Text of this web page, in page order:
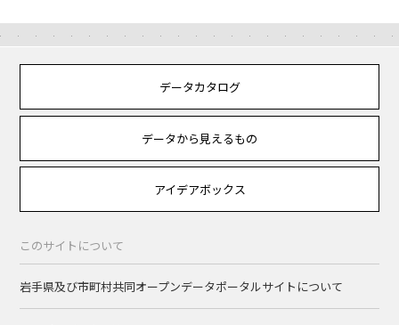
データカタログ
データから見えるもの
アイデアボックス
このサイトについて
岩手県及び市町村共同オープンデータポータルサイトについて